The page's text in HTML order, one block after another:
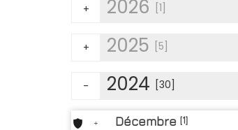
+ 2026 [1]
+ 2025 [5]
- 2024 [30]
+ Décembre [1]